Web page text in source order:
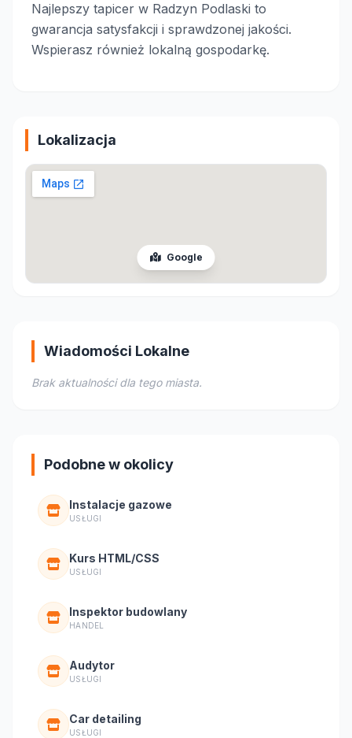
Najlepszy tapicer w Radzyn Podlaski to
gwarancja satysfakcji i sprawdzonej jakości.
Wspierasz również lokalną gospodarkę.
Lokalizacja
Google
Wiadomości Lokalne
Brak aktualności dla tego miasta.
Podobne w okolicy
Instalacje gazowe
USŁUGI
Kurs HTML/CSS
USŁUGI
Inspektor budowlany
HANDEL
Audytor
USŁUGI
Car detailing
USŁUGI